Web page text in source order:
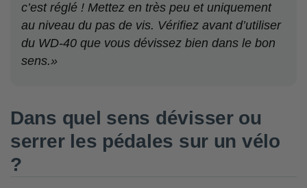
c’est réglé ! Mettez en très peu et uniquement
au niveau du pas de vis. Vérifiez avant d’utiliser
du WD-40 que vous dévissez bien dans le bon
sens.»
Dans quel sens dévisser ou
serrer les pédales sur un vélo
?